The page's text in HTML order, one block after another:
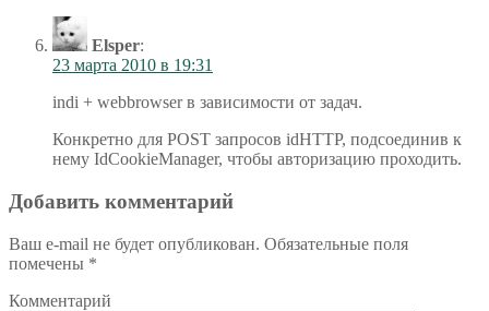
Elsper:
23 марта 2010 в 19:31
indi + webbrowser в зависимости от задач.
Конкретно для POST запросов idHTTP, подсоединив к
нему IdCookieManager, чтобы авторизацию проходить.
Добавить комментарий
Ваш e-mail не будет опубликован. Обязательные поля
помечены *
Комментарий